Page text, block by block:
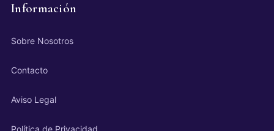
Información
Sobre Nosotros
Contacto
Aviso Legal
Política de Privacidad